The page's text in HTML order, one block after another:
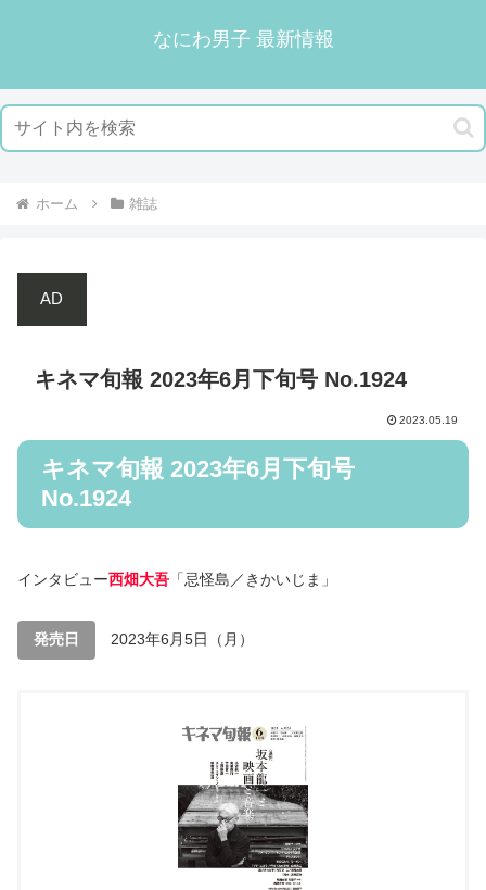
なにわ男子 最新情報
ホーム 雑誌
AD
キネマ旬報 2023年6月下旬号 No.1924
2023.05.19
キネマ旬報 2023年6月下旬号
No.1924
インタビュー西畑大吾 「忌怪島／きかいじま」
発売日 2023年6月5日（月）